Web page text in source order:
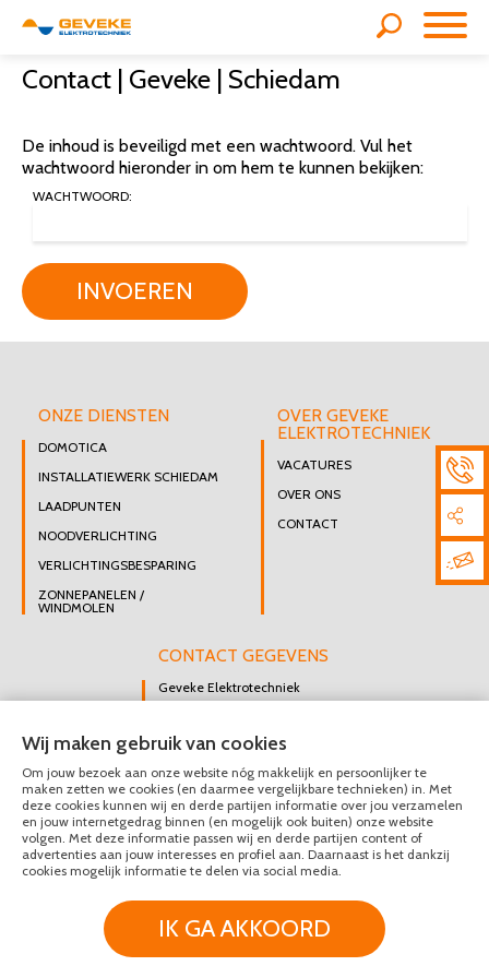
Contact | Geveke | Schiedam
De inhoud is beveiligd met een wachtwoord. Vul het
wachtwoord hieronder in om hem te kunnen bekijken:
WACHTWOORD:
INVOEREN
ONZE DIENSTEN
DOMOTICA
INSTALLATIEWERK SCHIEDAM
LAADPUNTEN
NOODVERLICHTING
VERLICHTINGSBESPARING
ZONNEPANELEN /
WINDMOLEN
OVER GEVEKE
ELEKTROTECHNIEK
VACATURES
OVER ONS
CONTACT
CONTACT GEGEVENS
Geveke Elektrotechniek
3112 GK Schiedam
DIRECT CONTACT
OPNEMEN
010 426 8447
MAIL ONS
© Geveke Elektrotechniek 2020 - 2026
Algemene Voorwaarden
Wij maken gebruik van cookies
Om jouw bezoek aan onze website nóg makkelijk en persoonlijker te
maken zetten we cookies (en daarmee vergelijkbare technieken) in. Met
deze cookies kunnen wij en derde partijen informatie over jou verzamelen
en jouw internetgedrag binnen (en mogelijk ook buiten) onze website
volgen. Met deze informatie passen wij en derde partijen content of
advertenties aan jouw interesses en profiel aan. Daarnaast is het dankzij
cookies mogelijk informatie te delen via social media.
IK GA AKKOORD